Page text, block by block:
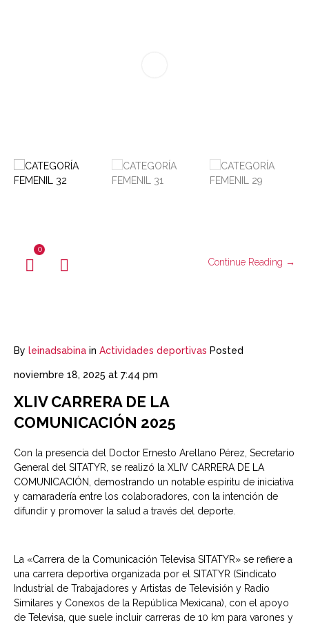
0
Continue Reading →
By leinadsabina in Actividades deportivas Posted
noviembre 18, 2025 at 7:44 pm
XLIV CARRERA DE LA
COMUNICACIÓN 2025
Con la presencia del Doctor Ernesto Arellano Pérez, Secretario
General del SITATYR, se realizó la XLIV CARRERA DE LA
COMUNICACIÓN, demostrando un notable espíritu de iniciativa
y camaradería entre los colaboradores, con la intención de
difundir y promover la salud a través del deporte.
La «Carrera de la Comunicación Televisa SITATYR» se refiere a
una carrera deportiva organizada por el SITATYR (Sindicato
Industrial de Trabajadores y Artistas de Televisión y Radio
Similares y Conexos de la República Mexicana), con el apoyo
de Televisa, que suele incluir carreras de 10 km para varones y